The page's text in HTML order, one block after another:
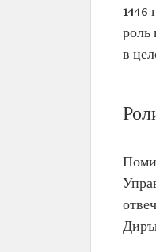
1446
роль
в